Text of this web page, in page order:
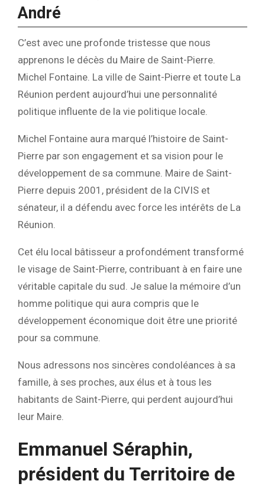
André
C’est avec une profonde tristesse que nous
apprenons le décès du Maire de Saint-Pierre.
Michel Fontaine. La ville de Saint-Pierre et toute La
Réunion perdent aujourd’hui une personnalité
politique influente de la vie politique locale.
Michel Fontaine aura marqué l’histoire de Saint-
Pierre par son engagement et sa vision pour le
développement de sa commune. Maire de Saint-
Pierre depuis 2001, président de la CIVIS et
sénateur, il a défendu avec force les intérêts de La
Réunion.
Cet élu local bâtisseur a profondément transformé
le visage de Saint-Pierre, contribuant à en faire une
véritable capitale du sud. Je salue la mémoire d’un
homme politique qui aura compris que le
développement économique doit être une priorité
pour sa commune.
Nous adressons nos sincères condoléances à sa
famille, à ses proches, aux élus et à tous les
habitants de Saint-Pierre, qui perdent aujourd’hui
leur Maire.
Emmanuel Séraphin,
président du Territoire de